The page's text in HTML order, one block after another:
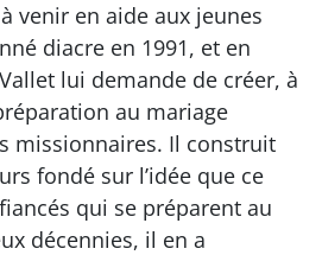
venir en aide aux jeunes
diacre en 1991, et en
lui demande de créer, à
au mariage
missionnaires. Il construit
fondé sur l’idée que ce
qui se préparent au
décennies, il en a